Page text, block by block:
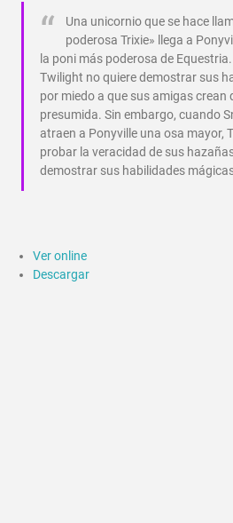
Una unicornio que se hace
poderosa Trixie» llega a
la poni más poderosa de
Twilight no quiere demostrar sus
por miedo a que sus amigas crean
presumida. Sin embargo, cuando
atraen a Ponyville una osa mayor,
probar la veracidad de sus
demostrar sus habilidades
Ver online
Descargar